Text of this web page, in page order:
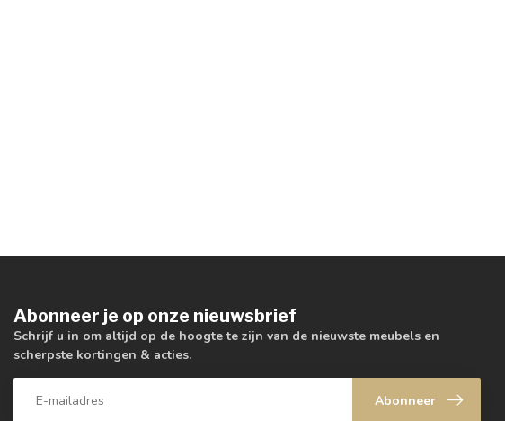
Abonneer je op onze nieuwsbrief
Schrijf u in om altijd op de hoogte te zijn van de nieuwste meubels en
scherpste kortingen & acties.
Abonneer